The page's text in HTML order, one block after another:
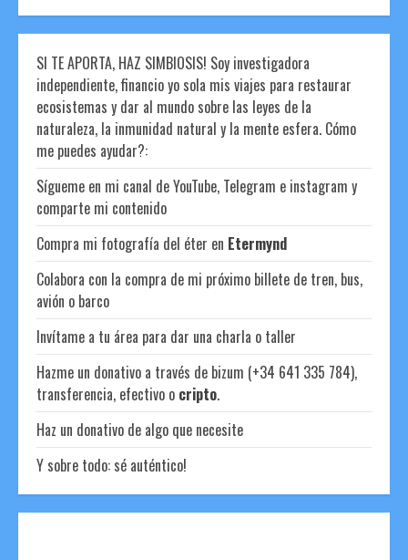
SI TE APORTA, HAZ SIMBIOSIS! Soy investigadora
independiente, financio yo sola mis viajes para restaurar
ecosistemas y dar al mundo sobre las leyes de la
naturaleza, la inmunidad natural y la mente esfera. Cómo
me puedes ayudar?:
Sígueme en mi canal de YouTube, Telegram e instagram y
comparte mi contenido
Compra mi fotografía del éter en Etermynd
Colabora con la compra de mi próximo billete de tren, bus,
avión o barco
Invítame a tu área para dar una charla o taller
Hazme un donativo a través de bizum (+34 641 335 784),
transferencia, efectivo o cripto.
Haz un donativo de algo que necesite
Y sobre todo: sé auténtico!